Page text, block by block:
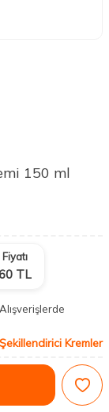
150 ml
TL
Kremler